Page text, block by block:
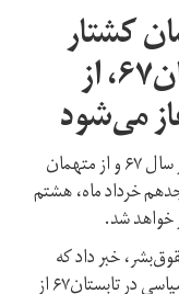
کشتار
زندانیان سیاسی در تابستان۶۷، از
می‌شود
محاکمه حمید نوری، دادیار زندان گوهردشت در سال ۶۷ و از متهمان
تابستان۶۷، از روز هجدهم خرداد ماه، هشتم
خواهد شد.
خبر داد که